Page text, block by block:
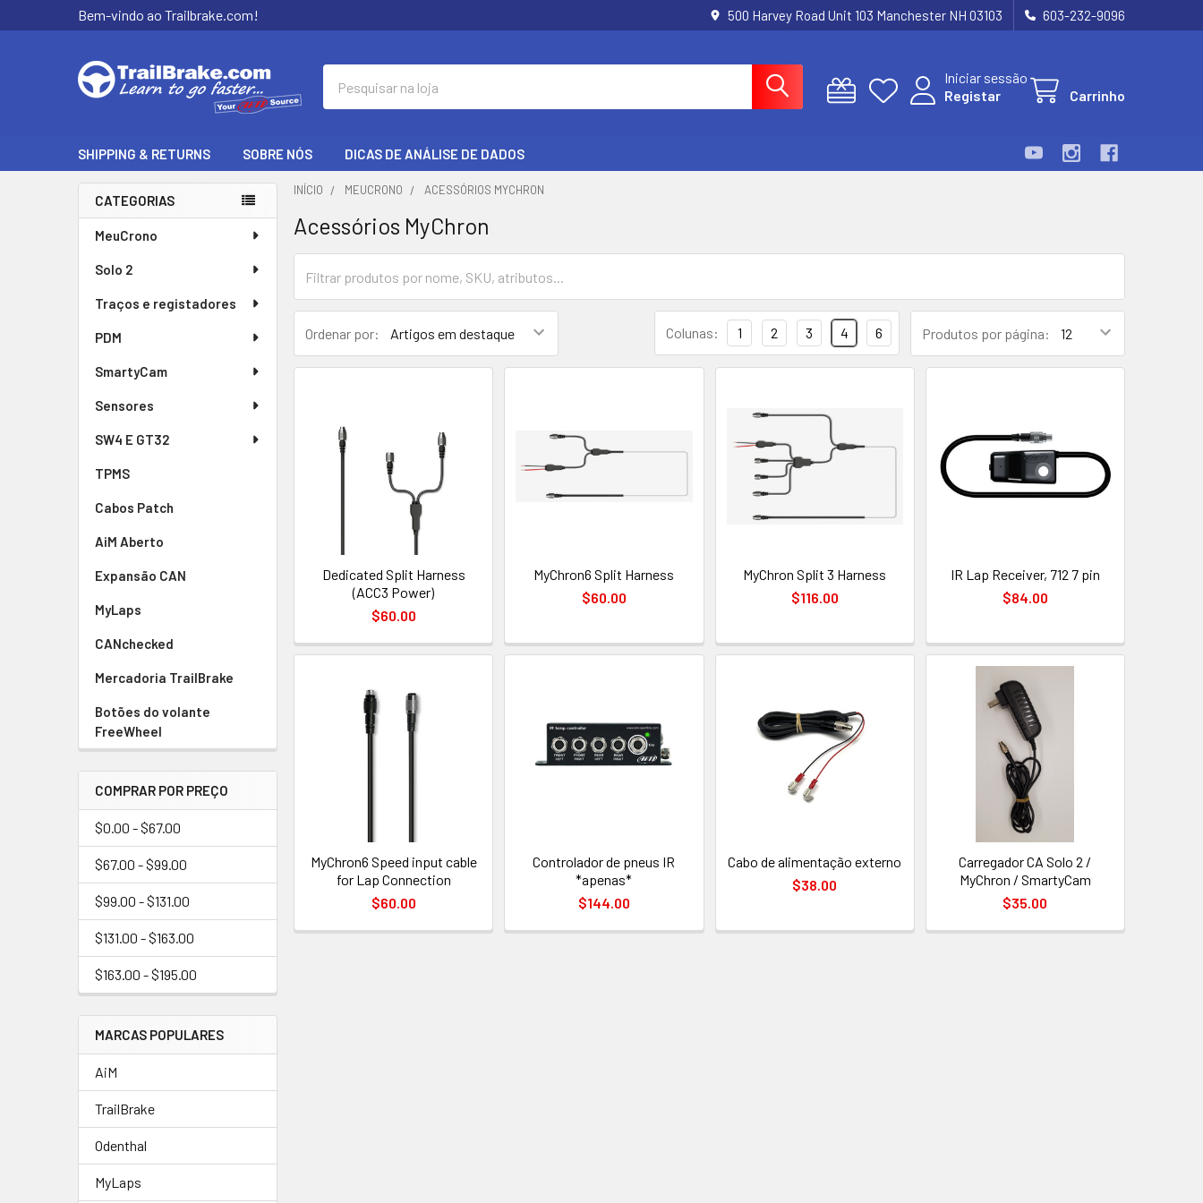
Bem-vindo ao Trailbrake.com! 500 Harvey Road Unit 103 Manchester NH 03103 603-232-9096
Iniciar sessão
Registar
Carrinho
SHIPPING & RETURNS SOBRE NÓS DICAS DE ANÁLISE DE DADOS
Barra
lateral
CATEGORIAS
MeuCrono
Solo 2
Traços e registadores
PDM
SmartyCam
Sensores
SW4 E GT32
TPMS
Cabos Patch
AiM Aberto
Expansão CAN
MyLaps
CANchecked
Mercadoria TrailBrake
Botões do volante
FreeWheel
COMPRAR POR PREÇO
$0.00 - $67.00
$67.00 - $99.00
$99.00 - $131.00
$131.00 - $163.00
$163.00 - $195.00
MARCAS POPULARES
AiM
TrailBrake
Odenthal
MyLaps
INÍCIO MEUCRONO ACESSÓRIOS MYCHRON
Acessórios MyChron
Ordenar por: Produtos por página:
Colunas: 1 2 3 4 6
Dedicated Split Harness
(ACC3 Power)
$60.00
MyChron6 Split Harness
$60.00
MyChron Split 3 Harness
$116.00
IR Lap Receiver, 712 7 pin
$84.00
MyChron6 Speed input cable
for Lap Connection
$60.00
Controlador de pneus IR
*apenas*
$144.00
Cabo de alimentação externo
$38.00
Carregador CA Solo 2 /
MyChron / SmartyCam
$35.00